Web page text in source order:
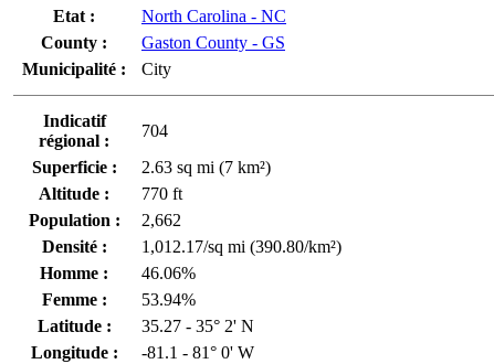
Etat :
North Carolina - NC
County :
Gaston County - GS
Municipalité :
City
Indicatif
régional :
704
Superficie :
2.63 sq mi (7 km²)
Altitude :
770 ft
Population :
2,662
Densité :
1,012.17/sq mi (390.80/km²)
Homme :
46.06%
Femme :
53.94%
Latitude :
35.27 - 35° 2' N
Longitude :
-81.1 - 81° 0' W